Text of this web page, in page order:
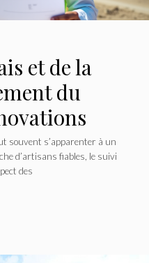
et de la
du
souvent s’apparenter à un
d’artisans fiables, le suivi
des